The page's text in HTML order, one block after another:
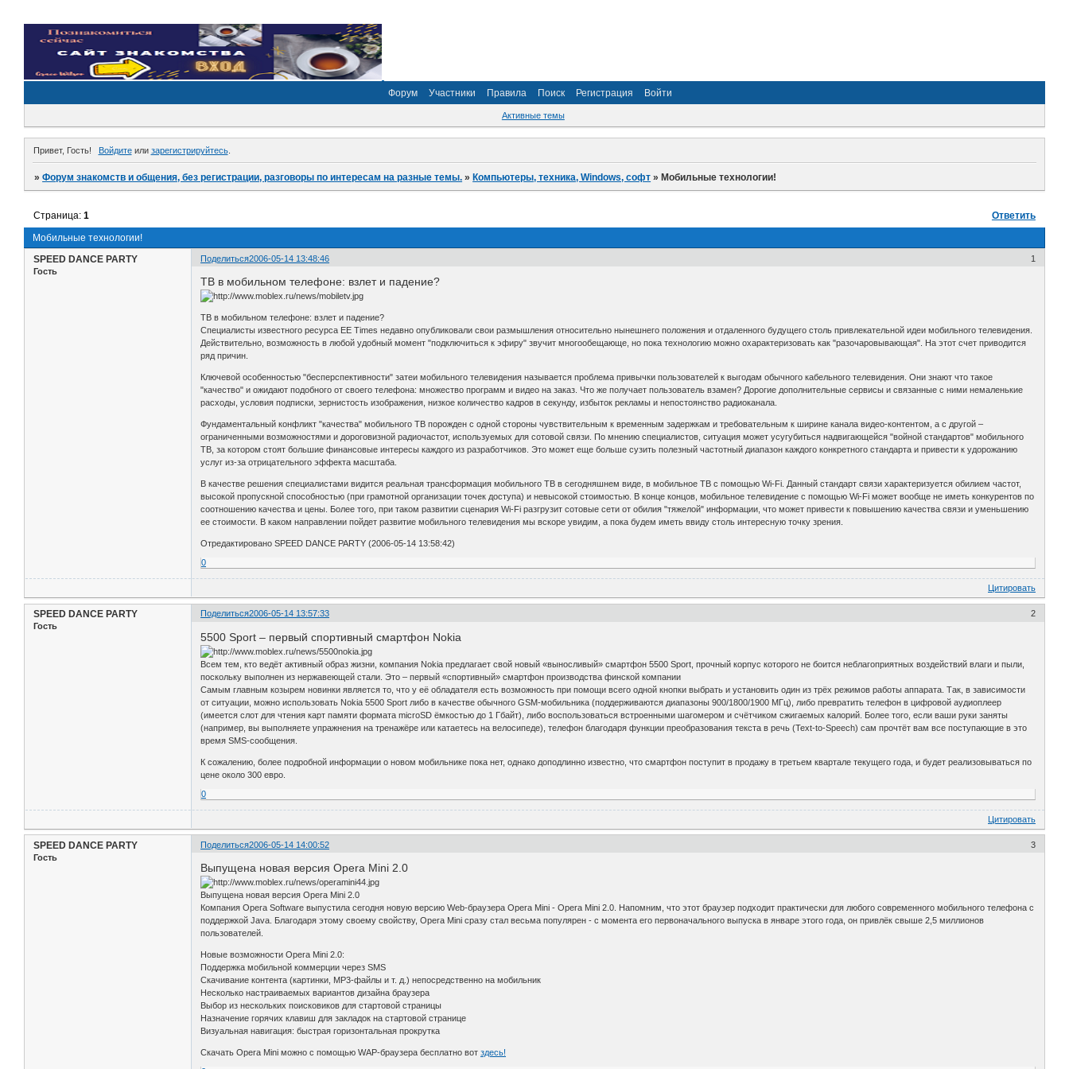
Форум Участники Правила Поиск Регистрация Войти
Активные темы
Привет, Гость! Войдитеили зарегистрируйтесь.
»Форум знакомств и общения, без регистрации, разговоры по интересам на разные темы. »Компьютеры, техника, Windows, софт »Мобильные технологии!
Мобильные технологии!
Страница:1 Ответить
Поделиться 1
2006-05-14 13:48:46
SPEED DANCE PARTY
Гость
ТВ в мобильном телефоне: взлет и падение?
ТВ в мобильном телефоне: взлет и падение?
Специалисты известного ресурса EE Times недавно опубликовали свои размышления относительно нынешнего положения и отдаленного будущего столь привлекательной идеи мобильного телевидения.
Действительно, возможность в любой удобный момент "подключиться к эфиру" звучит многообещающе, но пока технологию можно охарактеризовать как "разочаровывающая". На этот счет приводится
ряд причин.
Ключевой особенностью "бесперспективности" затеи мобильного телевидения называется проблема привычки пользователей к выгодам обычного кабельного телевидения. Они знают что такое
"качество" и ожидают подобного от своего телефона: множество программ и видео на заказ. Что же получает пользователь взамен? Дорогие дополнительные сервисы и связанные с ними немаленькие
расходы, условия подписки, зернистость изображения, низкое количество кадров в секунду, избыток рекламы и непостоянство радиоканала.
Фундаментальный конфликт "качества" мобильного ТВ порожден с одной стороны чувствительным к временным задержкам и требовательным к ширине канала видео-контентом, а с другой –
ограниченными возможностями и дороговизной радиочастот, используемых для сотовой связи. По мнению специалистов, ситуация может усугубиться надвигающейся "войной стандартов" мобильного
ТВ, за котором стоят большие финансовые интересы каждого из разработчиков. Это может еще больше сузить полезный частотный диапазон каждого конкретного стандарта и привести к удорожанию
услуг из-за отрицательного эффекта масштаба.
В качестве решения специалистами видится реальная трансформация мобильного ТВ в сегодняшнем виде, в мобильное ТВ с помощью Wi-Fi. Данный стандарт связи характеризуется обилием частот,
высокой пропускной способностью (при грамотной организации точек доступа) и невысокой стоимостью. В конце концов, мобильное телевидение с помощью Wi-Fi может вообще не иметь конкурентов по
соотношению качества и цены. Более того, при таком развитии сценария Wi-Fi разгрузит сотовые сети от обилия "тяжелой" информации, что может привести к повышению качества связи и уменьшению
ее стоимости. В каком направлении пойдет развитие мобильного телевидения мы вскоре увидим, а пока будем иметь ввиду столь интересную точку зрения.
Отредактировано SPEED DANCE PARTY (2006-05-14 13:58:42)
0
Цитировать
Поделиться 2
2006-05-14 13:57:33
SPEED DANCE PARTY
Гость
5500 Sport – первый спортивный смартфон Nokia
Всем тем, кто ведёт активный образ жизни, компания Nokia предлагает свой новый «выносливый» смартфон 5500 Sport, прочный корпус которого не боится неблагоприятных воздействий влаги и пыли,
поскольку выполнен из нержавеющей стали. Это – первый «спортивный» смартфон производства финской компании
Самым главным козырем новинки является то, что у её обладателя есть возможность при помощи всего одной кнопки выбрать и установить один из трёх режимов работы аппарата. Так, в зависимости
от ситуации, можно использовать Nokia 5500 Sport либо в качестве обычного GSM-мобильника (поддерживаются диапазоны 900/1800/1900 МГц), либо превратить телефон в цифровой аудиоплеер
(имеется слот для чтения карт памяти формата microSD ёмкостью до 1 Гбайт), либо воспользоваться встроенными шагомером и счётчиком сжигаемых калорий. Более того, если ваши руки заняты
(например, вы выполняете упражнения на тренажёре или катаетесь на велосипеде), телефон благодаря функции преобразования текста в речь (Text-to-Speech) сам прочтёт вам все поступающие в это
время SMS-сообщения.
К сожалению, более подробной информации о новом мобильнике пока нет, однако доподлинно известно, что смартфон поступит в продажу в третьем квартале текущего года, и будет реализовываться по
цене около 300 евро.
0
Цитировать
Поделиться 3
2006-05-14 14:00:52
SPEED DANCE PARTY
Гость
Выпущена новая версия Opera Mini 2.0
Выпущена новая версия Opera Mini 2.0
Компания Opera Software выпустила сегодня новую версию Web-браузера Opera Mini - Opera Mini 2.0. Напомним, что этот браузер подходит практически для любого современного мобильного телефона с
поддержкой Java. Благодаря этому своему свойству, Opera Mini сразу стал весьма популярен - с момента его первоначального выпуска в январе этого года, он привлёк свыше 2,5 миллионов
пользователей.
Новые возможности Opera Mini 2.0:
Поддержка мобильной коммерции через SMS
Скачивание контента (картинки, MP3-файлы и т. д.) непосредственно на мобильник
Несколько настраиваемых вариантов дизайна браузера
Выбор из нескольких поисковиков для стартовой страницы
Назначение горячих клавиш для закладок на стартовой странице
Визуальная навигация: быстрая горизонтальная прокрутка
Скачать Opera Mini можно с помощью WAP-браузера бесплатно вотздесь!